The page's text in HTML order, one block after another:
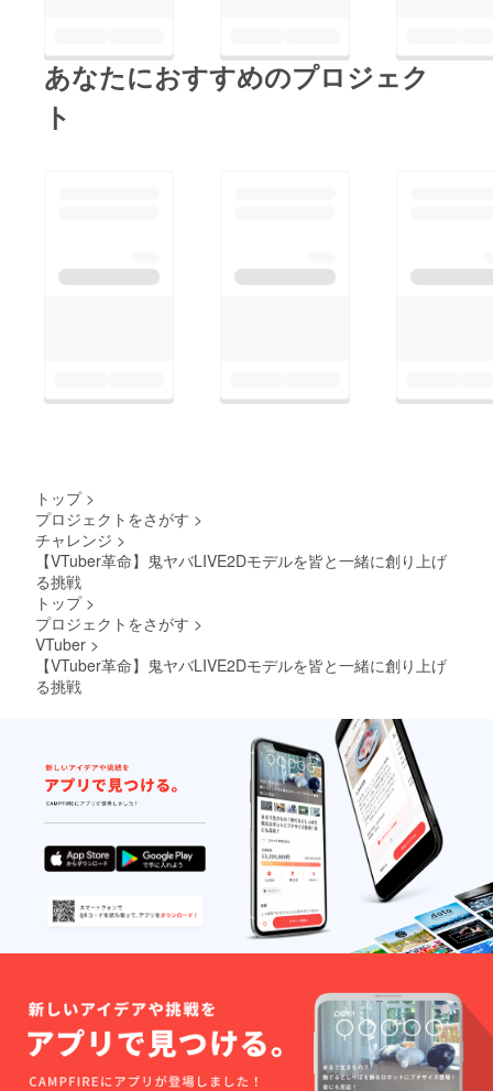
あなたにおすすめのプロジェク
ト
トップ >
プロジェクトをさがす >
チャレンジ >
【VTuber革命】鬼ヤバLIVE2Dモデルを皆と一緒に創り上げ
る挑戦
トップ >
プロジェクトをさがす >
VTuber >
【VTuber革命】鬼ヤバLIVE2Dモデルを皆と一緒に創り上げ
る挑戦